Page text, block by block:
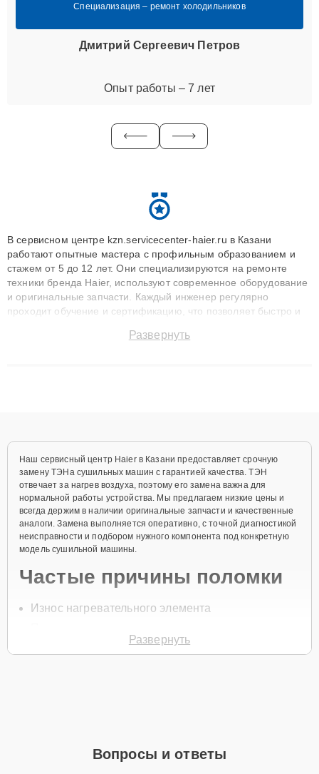
Специализация – ремонт холодильников
Дмитрий Сергеевич Петров
Опыт работы – 7 лет
В сервисном центре kzn.servicecenter-haier.ru в Казани
работают опытные мастера с профильным образованием и
стажем от 5 до 12 лет. Они специализируются на ремонте
техники бренда Haier, используют современное оборудование
и оригинальные запчасти. Каждый инженер регулярно
проходит обучение и сертификацию, что позволяет быстро и
сохранением гарантии до 3 лет. Наши мастера решают
Развернуть
Наш сервисный центр Haier в Казани предоставляет срочную
замену ТЭНа сушильных машин с гарантией качества. ТЭН
отвечает за нагрев воздуха, поэтому его замена важна для
нормальной работы устройства. Мы предлагаем низкие цены и
всегда держим в наличии оригинальные запчасти и качественные
аналоги. Замена выполняется оперативно, с точной диагностикой
неисправности и подбором нужного компонента под конкретную
модель сушильной машины.
Частые причины поломки
Износ нагревательного элемента
Неправильная эксплуатация
Главные особенности
Развернуть
Вопросы и ответы